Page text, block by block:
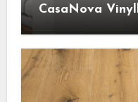
CasaNova